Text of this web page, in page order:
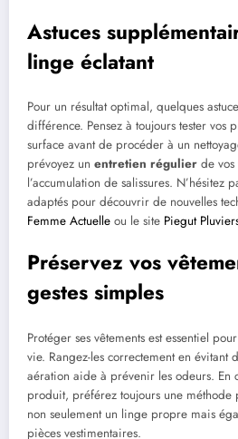
Astuces
linge éclatant
Pour un résultat optimal, quelques
différence. Pensez à toujours tester vos
surface avant de procéder à un
prévoyez un entretien régulier de
l’accumulation de salissures. N’hésitez
adaptés pour découvrir de nouvelles
Femme Actuelle ou le site Piegut
Préservez vos
gestes simples
Protéger ses vêtements est essentiel
vie. Rangez-les correctement en évitant
aération aide à prévenir les odeurs. En
produit, préférez toujours une méthode
non seulement un linge propre mais
pièces vestimentaires.